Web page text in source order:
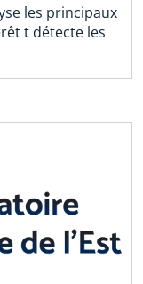
les principaux
t détecte les